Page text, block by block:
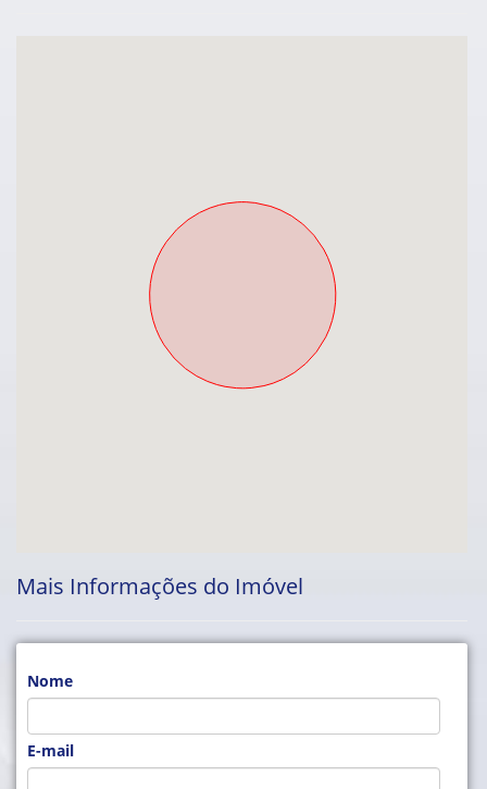
Mais Informações do Imóvel
Nome
E-mail